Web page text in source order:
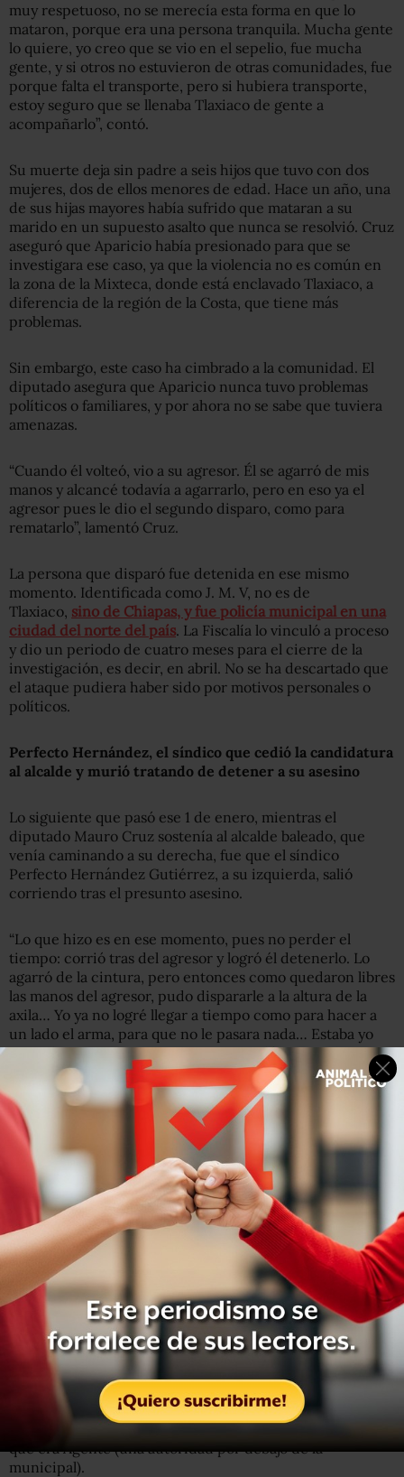
muy respetuoso, no se merecía esta forma en que lo
mataron, porque era una persona tranquila. Mucha gente
lo quiere, yo creo que se vio en el sepelio, fue mucha
gente, y si otros no estuvieron de otras comunidades, fue
porque falta el transporte, pero si hubiera transporte,
estoy seguro que se llenaba Tlaxiaco de gente a
acompañarlo”, contó.
Su muerte deja sin padre a seis hijos que tuvo con dos
mujeres, dos de ellos menores de edad. Hace un año, una
de sus hijas mayores había sufrido que mataran a su
marido en un supuesto asalto que nunca se resolvió. Cruz
aseguró que Aparicio había presionado para que se
investigara ese caso, ya que la violencia no es común en
la zona de la Mixteca, donde está enclavado Tlaxiaco, a
diferencia de la región de la Costa, que tiene más
problemas.
Sin embargo, este caso ha cimbrado a la comunidad. El
diputado asegura que Aparicio nunca tuvo problemas
políticos o familiares, y por ahora no se sabe que tuviera
amenazas.
“Cuando él volteó, vio a su agresor. Él se agarró de mis
manos y alcancé todavía a agarrarlo, pero en eso ya el
agresor pues le dio el segundo disparo, como para
rematarlo”, lamentó Cruz.
La persona que disparó fue detenida en ese mismo
momento. Identificada como J. M. V, no es de
Tlaxiaco, sino de Chiapas, y fue policía municipal en una
ciudad del norte del país. La Fiscalía lo vinculó a proceso
y dio un periodo de cuatro meses para el cierre de la
investigación, es decir, en abril. No se ha descartado que
el ataque pudiera haber sido por motivos personales o
políticos.
Perfecto Hernández, el síndico que cedió la candidatura
al alcalde y murió tratando de detener a su asesino
Lo siguiente que pasó ese 1 de enero, mientras el
diputado Mauro Cruz sostenía al alcalde baleado, que
venía caminando a su derecha, fue que el síndico
Perfecto Hernández Gutiérrez, a su izquierda, salió
corriendo tras el presunto asesino.
“Lo que hizo es en ese momento, pues no perder el
tiempo: corrió tras del agresor y logró él detenerlo. Lo
agarró de la cintura, pero entonces como quedaron libres
las manos del agresor, pudo dispararle a la altura de la
axila… Yo ya no logré llegar a tiempo como para hacer a
un lado el arma, para que no le pasara nada… Estaba yo
retirado porque en ese momento quedó el presidente ya
tirado en el piso, inconsciente, y pues le dispararon al
síndico.
”Llegaron más personas a ayudarlo a detener al agresor y
pues yo logré abrazar al síndico para sentarlo en un poste
de luz que estaba ahí y en lo que llegó su sobrino a
calmarlo, a hablarle de que se mantuviera. Yo todavía
regresé a ver al presidente, buscando auxilio, pero en ese
momento es difícil… es difícil…”, revivió Cruz con la voz
entrecortada.
Hernández también era muy buen amigo suyo de años
atrás. De familia más humilde, tenía dos hijos jóvenes de
su primera esposa, una niña de seis años y un niño de
tres, de la segunda. Hombre de fe, incluso lo invitó a
participar al grupo de “los cargadores” del Cristo del
Buen Viaje, los que llevan en hombros esta imagen para la
procesión de Semana Santa en el Barrio de San Diego, el
más grande del municipio con unos 10 mil habitantes, del
que era Agente (una autoridad por debajo de la
municipal).